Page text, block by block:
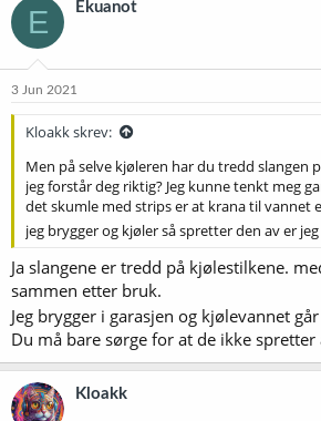
s
j
o
e
E Ekuanot
3 Jun 2021
Kloakk skrev:
Men på selve kjøleren har du tredd slangen
jeg forstår deg riktig? Jeg kunne tenkt meg
det skumle med strips er at krana til vannet
jeg brygger og kjøler så spretter den av er
Ja slangene er tredd på kjølestilkene.
sammen etter bruk.
Jeg brygger i garasjen og kjølevannet
Du må bare sørge for at de ikke spretter
Kloakk